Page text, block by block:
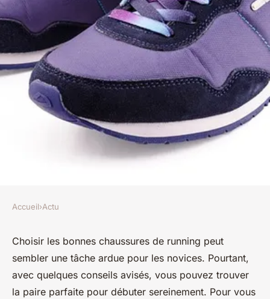
Choisir les chaussures de
running idéales pour les
novices
Accueil›Actu
Choisir les bonnes chaussures de running peut
sembler une tâche ardue pour les novices. Pourtant,
avec quelques conseils avisés, vous pouvez trouver
la paire parfaite pour débuter sereinement. Pour vous